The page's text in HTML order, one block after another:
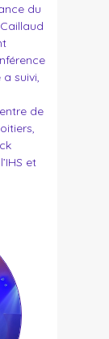
du
suivi,
de
et